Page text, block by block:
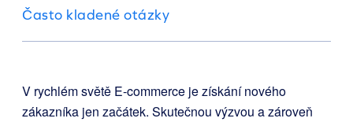
Často kladené otázky
V rychlém světě E-commerce je získání nového
zákazníka jen začátek. Skutečnou výzvou a zároveň